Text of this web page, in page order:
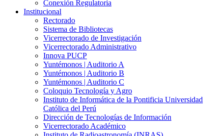
Conexión Regulatoria
Institucional
Rectorado
Sistema de Bibliotecas
Vicerrectorado de Investigación
Vicerrectorado Administrativo
Innova PUCP
Yuntémonos | Auditorio A
Yuntémonos | Auditorio B
Yuntémonos | Auditorio C
Coloquio Tecnología y Agro
Instituto de Informática de la Pontificia Universidad
Católica del Perú
Dirección de Tecnologías de Información
Vicerrectorado Académico